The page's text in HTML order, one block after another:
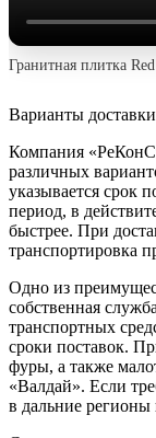
Гранитная плитка
Варианты доставки
Компания
различных
указывается срок
период, в
быстрее. При
транспортировка
Одно из
собственная
транспортных
сроки поставок.
фуры, а также
«Валдай». Если
в дальние